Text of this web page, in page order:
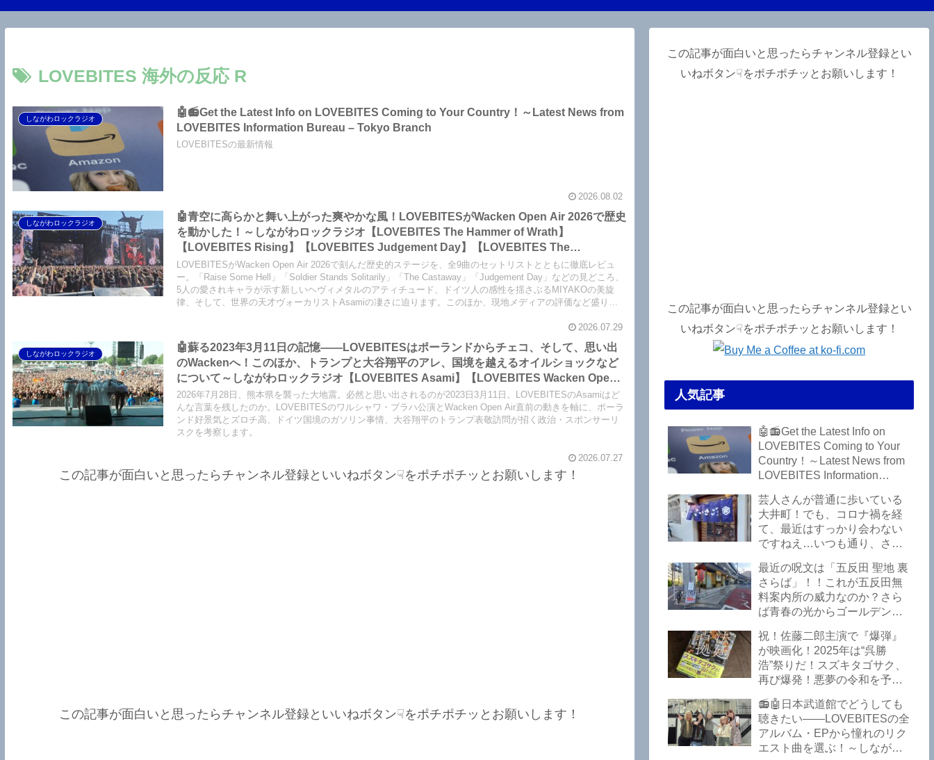
LOVEBITES 海外の反応 R
しながわロックラジオ
🤖📻Get the Latest Info on LOVEBITES Coming to Your Country！～Latest News from
LOVEBITES Information Bureau – Tokyo Branch
LOVEBITESの最新情報
2026.08.02
しながわロックラジオ
🤖青空に高らかと舞い上がった爽やかな風！LOVEBITESがWacken Open Air 2026で歴史
を動かした！～しながわロックラジオ【LOVEBITES The Hammer of Wrath】
【LOVEBITES Rising】【LOVEBITES Judgement Day】【LOVEBITES The
Castaway】【LOVEBITES Raise Some Hell】【LOVEBITES Soldier Stands
Solitarily】【LOVEBITES When Destinies Align】【LOVEBITES M.D.O.】
【LOVEBITES Holy War】
LOVEBITESがWacken Open Air 2026で刻んだ歴史的ステージを、全9曲のセットリストとともに徹底レビュ
ー。「Raise Some Hell」「Soldier Stands Solitarily」「The Castaway」「Judgement Day」などの見どころ、
5人の愛されキャラが示す新しいヘヴィメタルのアティチュード、ドイツ人の感性を揺さぶるMIYAKOの美旋
律、そして、世界の天才ヴォーカリストAsamiの凄さに迫ります。このほか、現地メディアの評価など盛りだ
2026.07.29
しながわロックラジオ
🤖蘇る2023年3月11日の記憶――LOVEBITESはポーランドからチェコ、そして、思い出
のWackenへ！このほか、トランプと大谷翔平のアレ、国境を越えるオイルショックなど
について～しながわロックラジオ【LOVEBITES Asami】【LOVEBITES Wacken Open
Air】【LOVEBITES The Castaway】【LOVEBITES One Will Remain】【LOVEBITES
We The United】【LOVEBITES Nameless Warrior】【James Last Vibrations】
2026年7月28日、熊本県を襲った大地震。必然と思い出されるのが2023日3月11日。LOVEBITESのAsamiはど
んな言葉を残したのか。LOVEBITESのワルシャワ・プラハ公演とWacken Open Air直前の動きを軸に、ポーラ
ンド好景気とズロチ高、ドイツ国境のガソリン事情、大谷翔平のトランプ表敬訪問が招く政治・スポンサーリ
スクを考察します。
2026.07.27
この記事が面白いと思ったらチャンネル登録といいねボタン☟をポチポチッとお願いします！
この記事が面白いと思ったらチャンネル登録といいねボタン☟をポチポチッとお願いします！
この記事が面白いと思ったらチャンネル登録とい
いねボタン☟をポチポチッとお願いします！
この記事が面白いと思ったらチャンネル登録とい
いねボタン☟をポチポチッとお願いします！
人気記事
🤖📻Get the Latest Info on
LOVEBITES Coming to Your
Country！～Latest News from
LOVEBITES Information
芸人さんが普通に歩いている
大井町！でも、コロナ禍を経
て、最近はすっかり会わない
ですねえ…いつも通り、さぼ
から飲んできました。私以外
にもLOVEBITESファンが数名
いるようですよ笑
最近の呪文は「五反田 聖地 裏
さらば」！！これが五反田無
料案内所の威力なのか？さら
ば青春の光からゴールデンウ
いた！激安の肉の刺し盛りが
美味い！酒もぶっちぎりで安
い！本格焼鳥 五反田「富士
屋」がオープンから３カ月で
ごった返しているぞ！【さら
ば青春の光 五反田 グルメ】
祝！佐藤二郎主演で『爆弾』
が映画化！2025年は“呉勝
浩”祭りだ！スズキタゴサク、
再び爆発！悪夢の令和を予言
２』が不気味な存在感で他を
圧倒した！異形の家族小説
『Q』も文句なしだぞ！～
2025年版「このミステリーが
📻🤖日本武道館でどうしても
聴きたい――LOVEBITESの全
アルバム・EPから憧れのリク
エスト曲を選ぶ！～しながわ